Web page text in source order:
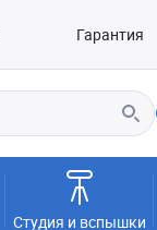
Гарантия
Студия и вспышки